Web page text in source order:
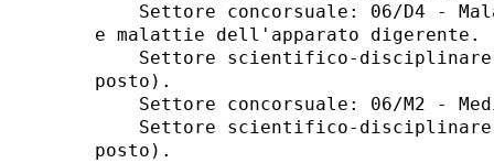
Settore concorsuale: 06/D4 -
e malattie dell'apparato digerente.
Settore scientifico-
posto).
Settore concorsuale: 06/M2 -
Settore scientifico-
posto).